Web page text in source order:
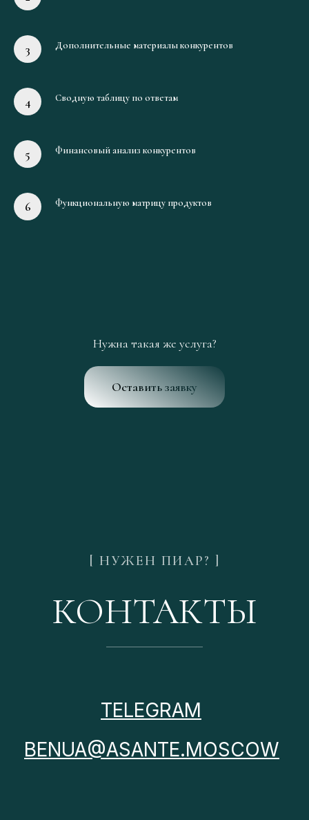
Дополнительные материалы конкурентов
Сводную таблицу по ответам
Финансовый анализ конкурентов
Функциональную матрицу продуктов
Нужна такая же услуга?
Оставить заявку